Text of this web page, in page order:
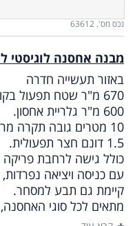
נכס מס'. 63612
מבנה אחסנה לוגיסטי
באזור תעשייה חדרה
670 מ"ר שטח תפעול בקומת קרקע.
600 מ"ר גלריית אחסון.
10 מטרים גובה תקרה מרשים ויעיל.
1.5 דונם חצר תפעולית.
כולל גישה לרחבת פריקה
עם כניסה ויציאה
קיימת גם תבע למסחר.
מתאים לכל סוגי האחסנה,